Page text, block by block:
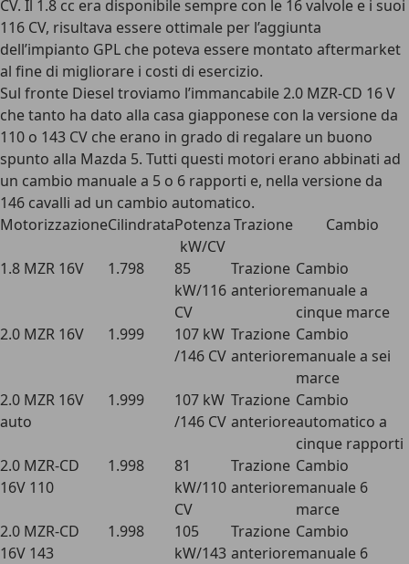
CV. Il 1.8 cc era disponibile sempre con le 16 valvole e i suoi
116 CV, risultava essere ottimale per l’aggiunta
dell’impianto GPL che poteva essere montato aftermarket
al fine di migliorare i costi di esercizio.
Sul fronte Diesel troviamo l’immancabile 2.0 MZR-CD 16 V
che tanto ha dato alla casa giapponese con la versione da
110 o 143 CV che erano in grado di regalare un buono
spunto alla Mazda 5. Tutti questi motori erano abbinati ad
un cambio manuale a 5 o 6 rapporti e, nella versione da
146 cavalli ad un cambio automatico.
MotorizzazioneCilindrataPotenza
kW/CV
Trazione Cambio
1.8 MZR 16V 1.798
85
kW/116
CV
Trazione
anteriore
Cambio
manuale a
cinque marce
2.0 MZR 16V
1.999
107 kW
/146 CV
Trazione
anteriore
Cambio
manuale a sei
marce
2.0 MZR 16V
auto
1.999
107 kW
/146 CV
Trazione
anteriore
Cambio
automatico a
cinque rapporti
2.0 MZR-CD
16V 110
1.998
81
kW/110
CV
Trazione
anteriore
Cambio
manuale 6
marce
2.0 MZR-CD
16V 143
1.998
105
kW/143
Trazione
anteriore
Cambio
manuale 6